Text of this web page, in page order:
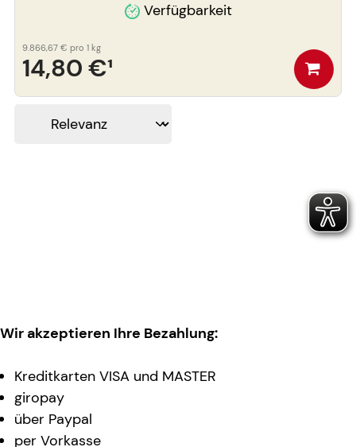
Verfügbarkeit
14,80 €¹
9.866,67 € pro 1 kg
Wir akzeptieren Ihre Bezahlung:
Kreditkarten VISA und MASTER
giropay
über Paypal
per Vorkasse